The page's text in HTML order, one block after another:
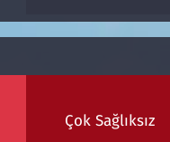
Çok Sağlıksız